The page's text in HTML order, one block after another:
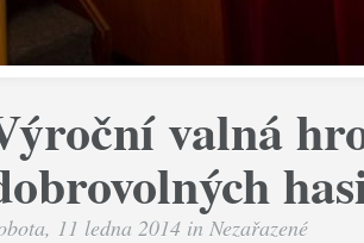
valná
11 ledna 2014 in Nezařazené